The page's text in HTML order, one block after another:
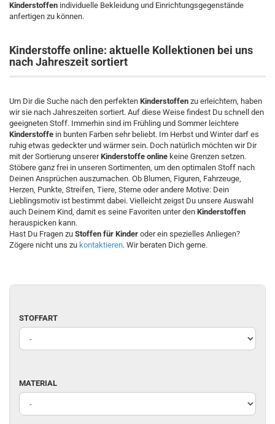
Kinderstoffen individuelle Bekleidung und Einrichtungsgegenstände
anfertigen zu können.
Kinderstoffe online: aktuelle Kollektionen bei uns
nach Jahreszeit sortiert
Um Dir die Suche nach den perfekten Kinderstoffen zu erleichtern, haben
wir sie nach Jahreszeiten sortiert. Auf diese Weise findest Du schnell den
geeigneten Stoff. Immerhin sind im Frühling und Sommer leichtere
Kinderstoffe in bunten Farben sehr beliebt. Im Herbst und Winter darf es
ruhig etwas gedeckter und wärmer sein. Doch natürlich möchten wir Dir
mit der Sortierung unsererKinderstoffe online keine Grenzen setzen.
Stöbere ganz frei in unseren Sortimenten, um den optimalen Stoff nach
Deinen Ansprüchen auszumachen. Ob Blumen, Figuren, Fahrzeuge,
Herzen, Punkte, Streifen, Tiere, Sterne oder andere Motive: Dein
Lieblingsmotiv ist bestimmt dabei. Vielleicht zeigst Du unsere Auswahl
auch Deinem Kind, damit es seine Favoriten unter den Kinderstoffen
herauspicken kann.
Hast Du Fragen zu Stoffen für Kinder oder ein spezielles Anliegen?
Zögere nicht uns zu kontaktieren. Wir beraten Dich gerne.
STOFFART
STOFFART
MATERIAL
MATERIAL